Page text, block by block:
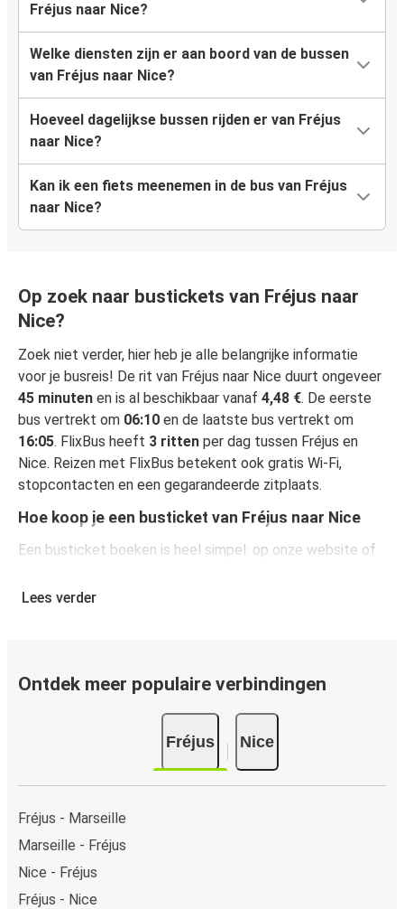
Fréjus naar Nice?
Welke diensten zijn er aan boord van de bussen
van Fréjus naar Nice?
Hoeveel dagelijkse bussen rijden er van Fréjus
naar Nice?
Kan ik een fiets meenemen in de bus van Fréjus
naar Nice?
Op zoek naar bustickets van Fréjus naar
Nice?
Zoek niet verder, hier heb je alle belangrijke informatie
voor je busreis! De rit van Fréjus naar Nice duurt ongeveer
45 minuten en is al beschikbaar vanaf 4,48 €. De eerste
bus vertrekt om 06:10 en de laatste bus vertrekt om
16:05. FlixBus heeft 3 ritten per dag tussen Fréjus en
Nice. Reizen met FlixBus betekent ook gratis Wi-Fi,
stopcontacten en een gegarandeerde zitplaats.
Hoe koop je een busticket van Fréjus naar Nice
Een busticket boeken is heel simpel: op onze website of
een busticket koopt van Fréjus naar Nice, kun je veilig
Lees verder
Ontdek meer populaire verbindingen
Fréjus Nice
Fréjus - Marseille
Marseille - Fréjus
Nice - Fréjus
Fréjus - Nice